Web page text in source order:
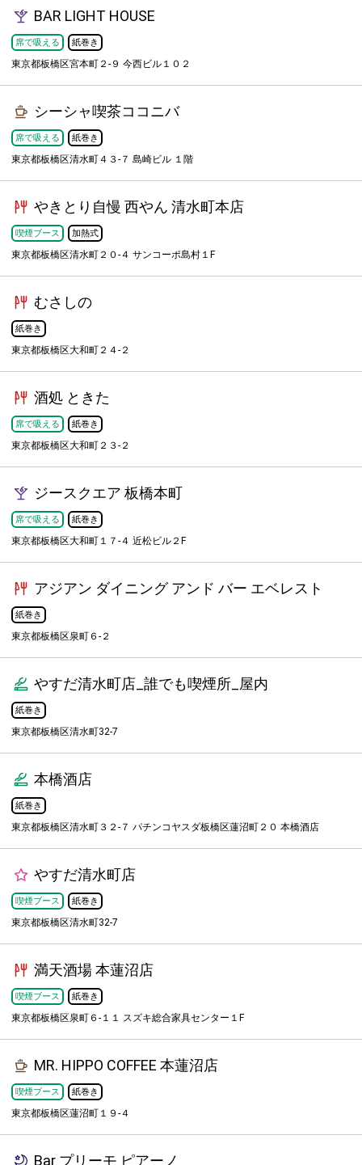
BAR LIGHT HOUSE
席で吸える 紙巻き
東京都板橋区宮本町２-９ 今西ビル１０２
シーシャ喫茶ココニバ
席で吸える 紙巻き
東京都板橋区清水町４３-７ 島崎ビル １階
やきとり自慢 西やん 清水町本店
喫煙ブース 加熱式
東京都板橋区清水町２０-４ サンコーポ島村１F
むさしの
紙巻き
東京都板橋区大和町２４-２
酒処 ときた
席で吸える 紙巻き
東京都板橋区大和町２３-２
ジースクエア 板橋本町
席で吸える 紙巻き
東京都板橋区大和町１７-４ 近松ビル２F
アジアン ダイニング アンド バー エベレスト
紙巻き
東京都板橋区泉町６-２
やすだ清水町店_誰でも喫煙所_屋内
紙巻き
東京都板橋区清水町32-7
本橋酒店
紙巻き
東京都板橋区清水町３２-７ パチンコヤスダ板橋区蓮沼町２０ 本橋酒店
やすだ清水町店
喫煙ブース 紙巻き
東京都板橋区清水町32-7
満天酒場 本蓮沼店
喫煙ブース 紙巻き
東京都板橋区泉町６-１１ スズキ総合家具センター１F
MR. HIPPO COFFEE 本蓮沼店
喫煙ブース 紙巻き
東京都板橋区蓮沼町１９-４
Bar プリーモ ピアーノ